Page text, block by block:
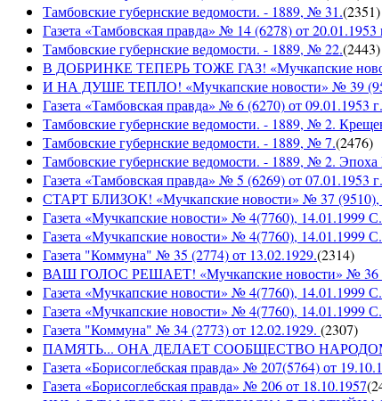
Тамбовские губернские ведомости. - 1889, № 31.(2351)
Газета «Тамбовская правда» № 14 (6278) от 20.01.1953
Тамбовские губернские ведомости. - 1889, № 22.(2443)
В ДОБРИНКЕ ТЕПЕРЬ ТОЖЕ ГАЗ! «Мучкапские
И НА ДУШЕ ТЕПЛО! «Мучкапские новости» № 39
Газета «Тамбовская правда» № 6 (6270) от 09.01.1953 г.
Тамбовские губернские ведомости. - 1889, № 2.
Тамбовские губернские ведомости. - 1889, № 7.(2476)
Тамбовские губернские ведомости. - 1889, № 2. Эпоха
Газета «Тамбовская правда» № 5 (6269) от 07.01.1953 г.
СТАРТ БЛИЗОК! «Мучкапские новости» № 37 (9510),
Газета «Мучкапские новости» № 4(7760), 14.01.1999
Газета «Мучкапские новости» № 4(7760), 14.01.1999
Газета "Коммуна" № 35 (2774) от 13.02.1929.(2314)
ВАШ ГОЛОС РЕШАЕТ! «Мучкапские новости» № 36
Газета «Мучкапские новости» № 4(7760), 14.01.1999
Газета «Мучкапские новости» № 4(7760), 14.01.1999
Газета "Коммуна" № 34 (2773) от 12.02.1929. (2307)
ПАМЯТЬ... ОНА ДЕЛАЕТ СООБЩЕСТВО НАРОДОМ.
Газета «Борисоглебская правда» № 207(5764) от
Газета «Борисоглебская правда» № 206 от 18.10.1957(